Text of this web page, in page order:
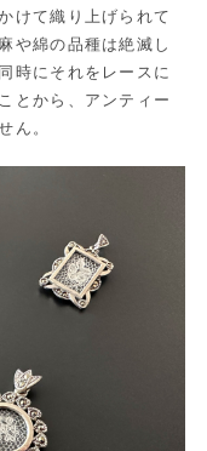
けて織り上げられて
や綿の品種は絶滅し
時にそれをレースに
とから、アンティー
ん。